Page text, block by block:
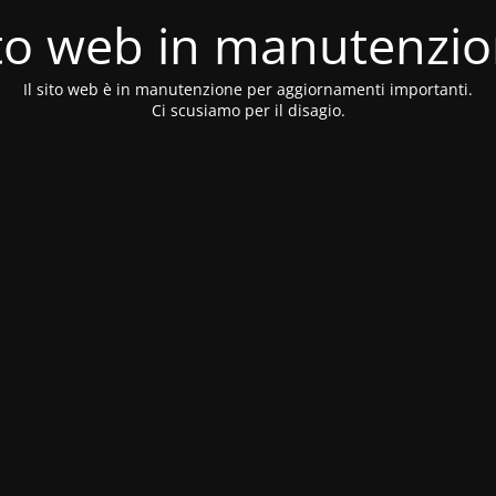
web in
Il sito web è in manutenzione per aggiornamenti importanti.
Ci scusiamo per il disagio.